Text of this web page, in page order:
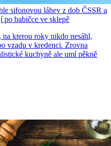
sifonovou láhev z dob ČSSR a
po babičce ve sklepě
kterou roky nikdo nesáhl,
vzadu v kredenci. Zrovna
kuchyně ale umí pěkně